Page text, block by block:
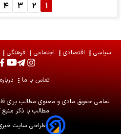
۱ ۲ ۳ ۴
سیاسی اقتصادی اجتماعی فرهنگی
تماس با ما
تمامی حقوق مادی و معنوی مطالب برای
مطالب با ذکر منبع
طراحی سایت